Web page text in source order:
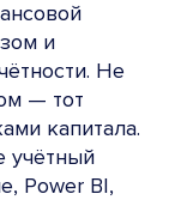
и
Не
— тот
капитала.
учётный
Power BI,